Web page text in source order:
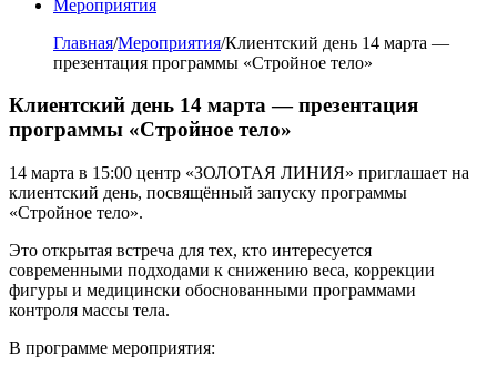
Мероприятия
Главная/Мероприятия/Клиентский день 14 марта —
презентация программы «Стройное тело»
Клиентский день 14 марта — презентация
программы «Стройное тело»
14 марта в 15:00 центр «ЗОЛОТАЯ ЛИНИЯ» приглашает на
клиентский день, посвящённый запуску программы
«Стройное тело».
Это открытая встреча для тех, кто интересуется
современными подходами к снижению веса, коррекции
фигуры и медицински обоснованными программами
контроля массы тела.
В программе мероприятия: